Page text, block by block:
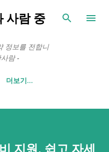
건너뛰기
사람 중
정보를 전합니
람 -
더보기…
지원, 쉽고 자세